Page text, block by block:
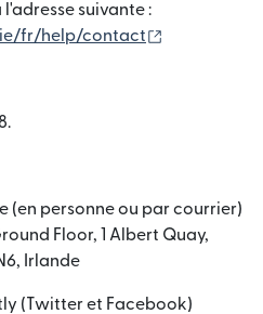
suivante :
fr/help/contact
(en personne ou par courrier)
Floor, 1 Albert Quay,
Irlande
(Twitter et Facebook)